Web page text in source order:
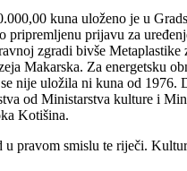
kuna uloženo je u
pripremljenu prijavu za
zgradi bivše
Makarska. Za energetsku
nije uložila ni kuna od
od Ministarstva kulture i
Kotišina.
pravom smislu te riječi.